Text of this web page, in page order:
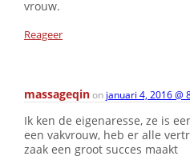
vrouw.
Reageer
massageqinon januari 4, 2016 @
Ik ken de eigenaresse, ze is
een vakvrouw, heb er alle
zaak een groot succes maakt